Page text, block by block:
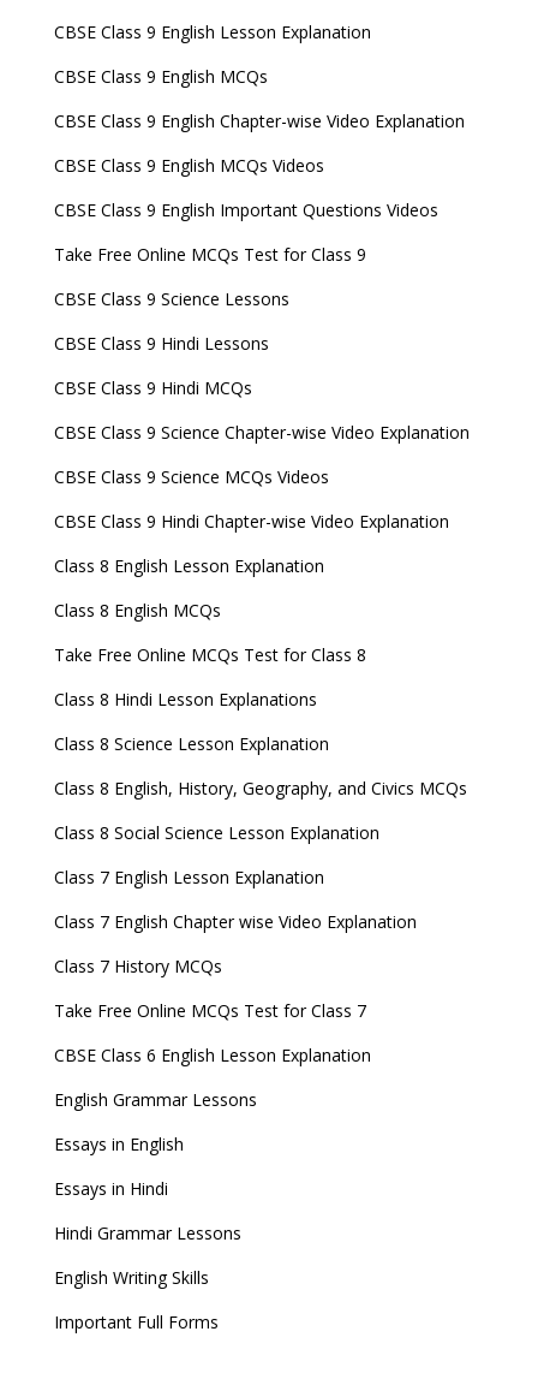
CBSE Class 9 English Lesson Explanation
CBSE Class 9 English MCQs
CBSE Class 9 English Chapter-wise Video Explanation
CBSE Class 9 English MCQs Videos
CBSE Class 9 English Important Questions Videos
Take Free Online MCQs Test for Class 9
CBSE Class 9 Science Lessons
CBSE Class 9 Hindi Lessons
CBSE Class 9 Hindi MCQs
CBSE Class 9 Science Chapter-wise Video Explanation
CBSE Class 9 Science MCQs Videos
CBSE Class 9 Hindi Chapter-wise Video Explanation
Class 8 English Lesson Explanation
Class 8 English MCQs
Take Free Online MCQs Test for Class 8
Class 8 Hindi Lesson Explanations
Class 8 Science Lesson Explanation
Class 8 English, History, Geography, and Civics MCQs
Class 8 Social Science Lesson Explanation
Class 7 English Lesson Explanation
Class 7 English Chapter wise Video Explanation
Class 7 History MCQs
Take Free Online MCQs Test for Class 7
CBSE Class 6 English Lesson Explanation
English Grammar Lessons
Essays in English
Essays in Hindi
Hindi Grammar Lessons
English Writing Skills
Important Full Forms